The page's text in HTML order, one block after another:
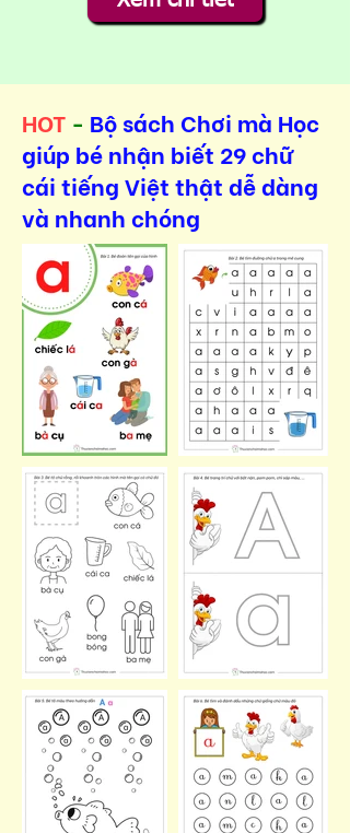
HOT - Bộ sách Chơi mà Học
giúp bé nhận biết 29 chữ
cái tiếng Việt thật dễ dàng
và nhanh chóng